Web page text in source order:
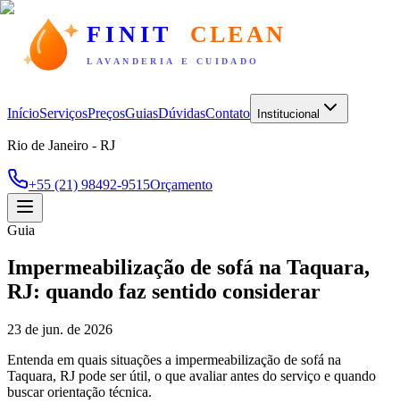
FINIT CLEAN
LAVANDERIA E CUIDADO
InícioServiçosPreçosGuiasDúvidasContato Institucional
Rio de Janeiro - RJ
+55 (21) 98492-9515Orçamento
Guia
Impermeabilização de sofá na Taquara,
RJ: quando faz sentido considerar
23 de jun. de 2026
Entenda em quais situações a impermeabilização de sofá na
Taquara, RJ pode ser útil, o que avaliar antes do serviço e quando
buscar orientação técnica.